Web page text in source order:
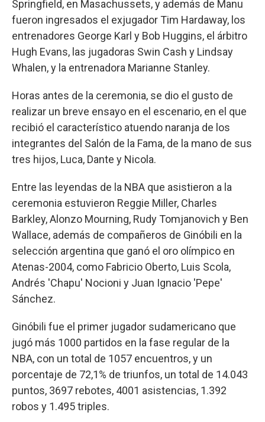
Springfield, en Masachussets, y además de Manu
fueron ingresados el exjugador Tim Hardaway, los
entrenadores George Karl y Bob Huggins, el árbitro
Hugh Evans, las jugadoras Swin Cash y Lindsay
Whalen, y la entrenadora Marianne Stanley.
Horas antes de la ceremonia, se dio el gusto de
realizar un breve ensayo en el escenario, en el que
recibió el característico atuendo naranja de los
integrantes del Salón de la Fama, de la mano de sus
tres hijos, Luca, Dante y Nicola.
Entre las leyendas de la NBA que asistieron a la
ceremonia estuvieron Reggie Miller, Charles
Barkley, Alonzo Mourning, Rudy Tomjanovich y Ben
Wallace, además de compañeros de Ginóbili en la
selección argentina que ganó el oro olímpico en
Atenas-2004, como Fabricio Oberto, Luis Scola,
Andrés 'Chapu' Nocioni y Juan Ignacio 'Pepe'
Sánchez.
Ginóbili fue el primer jugador sudamericano que
jugó más 1000 partidos en la fase regular de la
NBA, con un total de 1057 encuentros, y un
porcentaje de 72,1% de triunfos, un total de 14.043
puntos, 3697 rebotes, 4001 asistencias, 1.392
robos y 1.495 triples.